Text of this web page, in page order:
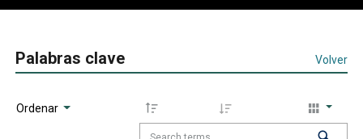
Palabras clave Volver
Ordenar